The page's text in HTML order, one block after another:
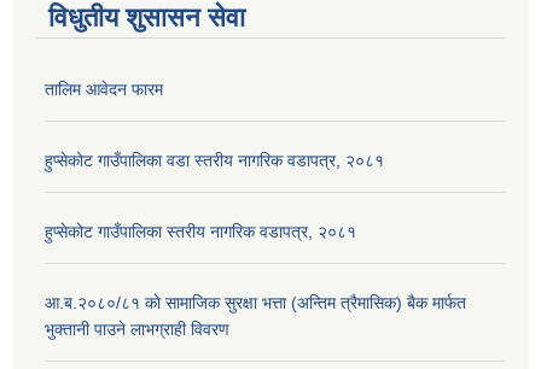
विधुतीय शुसासन सेवा
तालिम आवेदन फारम
हुप्सेकोट गाउँपालिका वडा स्तरीय नागरिक वडापत्र, २०८१
हुप्सेकोट गाउँपालिका स्तरीय नागरिक वडापत्र, २०८१
आ.ब.२०८०/८१ काे सामाजिक सुरक्षा भत्ता (अन्तिम त्रैमासिक) बैक मार्फत
भुक्तानी पाउने लाभग्राही विवरण